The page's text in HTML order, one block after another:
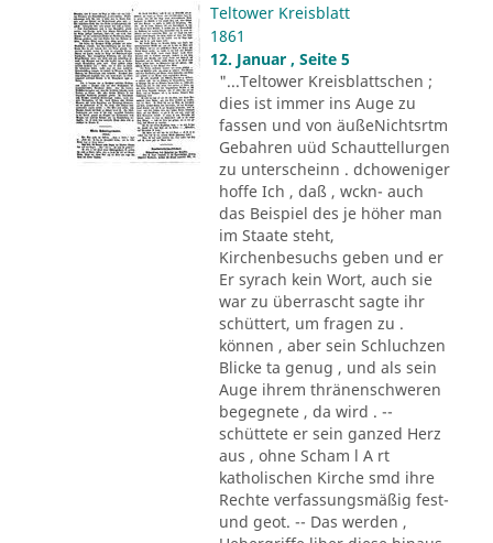
Teltower Kreisblatt
1861
12. Januar , Seite 5
"...Teltower Kreisblattschen ;
dies ist immer ins Auge zu
fassen und von äußeNichtsrtm
Gebahren uüd Schauttellurgen
zu unterscheinn . dchoweniger
hoffe Ich , daß , wckn- auch
das Beispiel des je höher man
im Staate steht,
Kirchenbesuchs geben und er
Er syrach kein Wort, auch sie
war zu überrascht sagte ihr
schüttert, um fragen zu .
können , aber sein Schluchzen
Blicke ta genug , und als sein
Auge ihrem thränenschweren
begegnete , da wird . --
schüttete er sein ganzed Herz
aus , ohne Scham l A rt
katholischen Kirche smd ihre
Rechte verfassungsmäßig fest-
und geot. -- Das werden ,